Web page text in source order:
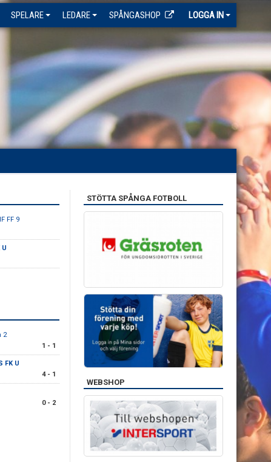
SPELARE LEDARE SPÅNGASHOP LOGGA IN
FF 9
U
2
1 - 1
FK U
4 - 1
0 - 2
STÖTTA SPÅNGA FOTBOLL
WEBSHOP